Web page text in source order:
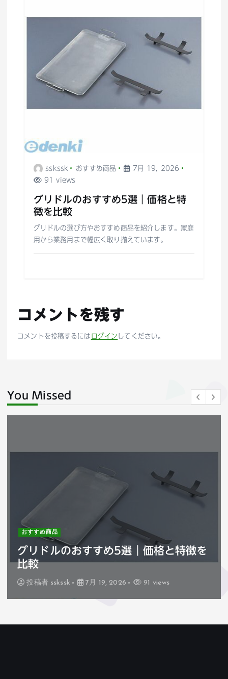
sskssk おすすめ商品
7月 19, 2026
91 views
グリドルのおすすめ5選｜価格と特
徴を比較
グリドルの選び方やおすすめ商品を紹介します。家庭
用から業務用まで幅広く取り揃えています。
コメントを残す
コメントを投稿するには ログイン してください。
You Missed
おすすめ商品
ハセガワ巻きすのおすすめ3選｜価格
特徴を比較
投稿者 sskssk 7月 18, 2026 74 views